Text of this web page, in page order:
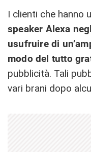
I clienti che hanno
speaker Alexa
usufruire di
modo del tutto
pubblicità. Tali
vari brani dopo